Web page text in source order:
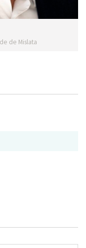
de Mislata